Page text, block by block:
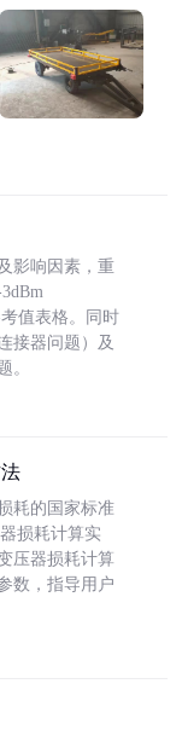
影响因素，重
值表格。同时
接器问题）及
。
耗的国家标准
损耗计算实
压器损耗计算
数，指导用户